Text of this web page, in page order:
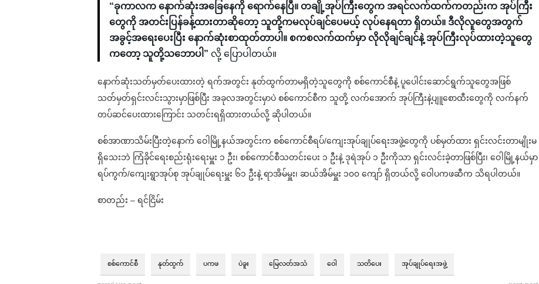
“ခုကာလက နောက်ဆုံးအခြေနေကို ရောက်နေပြီ။ တချို့အုပ်ကြီးတွေက အရင်လက်ထက်ကတည်းက အုပ်ကြီး
တွေကို အတင်းပြန်ခန့်ထားတာဆိုတော့ သူတို့ကမလုပ်ချင်ပေမယ့် လုပ်နေရတာ ရှိတယ်။ ဒီလိုလူတွေအတွက်
အခွင့်အရေးပေးပြီး နောက်ဆုံးစာထုတ်တာပါ။ စကစလက်ထက်မှာ လိုလိုချင်ချင်နဲ့ အုပ်ကြီးလုပ်ထားတဲ့သူတွေ
ကတော့ သူတို့သဘောပါ” လို့ ပြောပါတယ်။
နောက်ဆုံးသတ်မှတ်ပေးထားတဲ့ ရက်အတွင်း နုတ်ထွက်တာမရှိတဲ့သူတွေကို စစ်ကောင်စီနဲ့ ပူပေါင်းဆောင်ရွက်သူတွေအဖြစ်
သတ်မှတ်ရှင်းလင်းသွားမှာဖြစ်ပြီး အခုလအတွင်းမှာပဲ စစ်ကောင်စီက သူတို့ လက်အောက် အုပ်ကြီးနဲ့ပျူစောထီးတွေကို လက်နက်
တပ်ဆင်ပေးထားကြောင်း သတင်းရရှိထားတယ်လို့ ဆိုပါတယ်။
စစ်အာဏာသိမ်းပြီးတဲ့နောက် ဝေါမြို့နယ်အတွင်းက စစ်ကောင်စီရပ်/ကျေးအုပ်ချုပ်ရေးအဖွဲ့တွေကို ပစ်မှတ်ထား ရှင်းလင်းတာမျိုးမ
ရှိသေးဘဲ ကြံခိုင်ရေးစည်းရုံးရေးမှူး ၁ ဦး၊ စစ်ကောင်စီသတင်းပေး ၁ ဦးနဲ့ ဒုရဲအုပ် ၁ ဦးကိုသာ ရှင်းလင်းခဲ့တာဖြစ်ပြီး၊ ဝေါမြို့နယ်မှာ
ရပ်ကွက်/ကျေးရွာအုပ်စု အုပ်ချုပ်ရေးမှူး ၆၁ ဦးနဲ့ ရာအိမ်မှူး၊ ဆယ်အိမ်မှူး ၁၀၀ ကျော် ရှိတယ်လို့ ဝေါပကဖဆီက သိရပါတယ်။
စာတည်း – ရင်ငြိမ်း
စစ်ကောင်စီ နုတ်ထွက် ပကဖ ပဲခူး မြေလတ်အသံ ဝေါ သတိပေး အုပ်ချုပ်ရေးအဖွဲ့